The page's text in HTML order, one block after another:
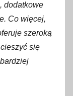
dodatkowe
Co więcej,
szeroką
się